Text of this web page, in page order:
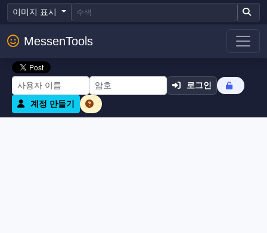
이미지 표시
MessenTools
로그인
계정 만들기